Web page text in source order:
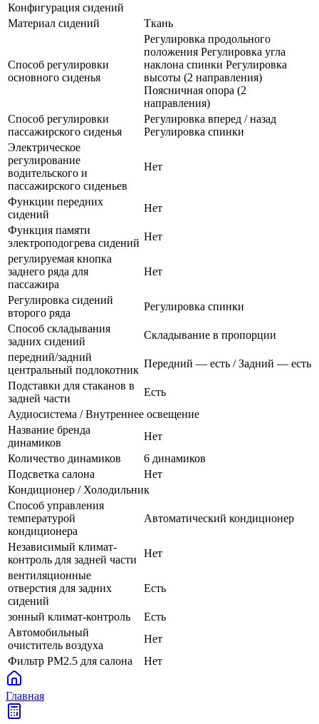
Конфигурация сидений
Материал сидений
Ткань
Способ регулировки
основного сиденья
Регулировка продольного
положения Регулировка угла
наклона спинки Регулировка
высоты (2 направления)
Поясничная опора (2
направления)
Способ регулировки
пассажирского сиденья
Регулировка вперед / назад
Регулировка спинки
Электрическое
регулирование
водительского и
пассажирского сиденьев
Нет
Функции передних
сидений
Нет
Функция памяти
электроподогрева сидений
Нет
регулируемая кнопка
заднего ряда для
пассажира
Нет
Регулировка сидений
второго ряда
Регулировка спинки
Способ складывания
задних сидений
Складывание в пропорции
передний/задний
центральный подлокотник
Передний — есть / Задний — есть
Подставки для стаканов в
задней части
Есть
Аудиосистема / Внутреннее освещение
Название бренда
динамиков
Нет
Количество динамиков
6 динамиков
Подсветка салона
Нет
Кондиционер / Холодильник
Способ управления
температурой
кондиционера
Автоматический кондиционер
Независимый климат-
контроль для задней части
Нет
вентиляционные
отверстия для задних
сидений
Есть
зонный климат-контроль
Есть
Автомобильный
очиститель воздуха
Нет
Фильтр PM2.5 для салона
Нет
Главная